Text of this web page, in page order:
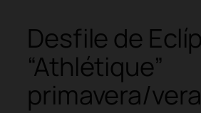
Desfile de
“Athlétique”
primavera/